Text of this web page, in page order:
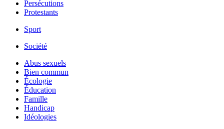
Persécutions
Protestants
Sport
Société
Abus sexuels
Bien commun
Écologie
Éducation
Famille
Handicap
Idéologies